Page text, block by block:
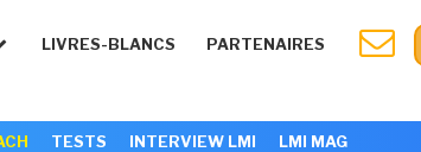
LIVRES-BLANCS PARTENAIRES
TESTS INTERVIEW LMI LMI MAG